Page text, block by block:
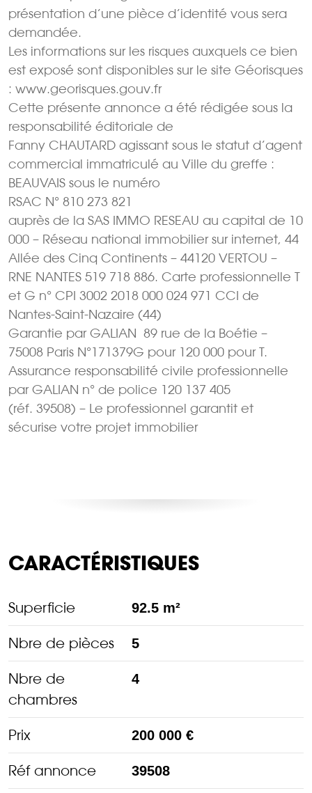
présentation d’une pièce d’identité vous sera
demandée.
Les informations sur les risques auxquels ce bien
est exposé sont disponibles sur le site Géorisques
: www.georisques.gouv.fr
Cette présente annonce a été rédigée sous la
responsabilité éditoriale de
Fanny CHAUTARD agissant sous le statut d’agent
commercial immatriculé au Ville du greffe :
BEAUVAIS sous le numéro
RSAC N° 810 273 821
auprès de la SAS IMMO RESEAU au capital de 10
000 – Réseau national immobilier sur internet, 44
Allée des Cinq Continents – 44120 VERTOU –
RNE NANTES 519 718 886. Carte professionnelle T
et G n° CPI 3002 2018 000 024 971 CCI de
Nantes-Saint-Nazaire (44)
Garantie par GALIAN  89 rue de la Boétie –
75008 Paris N°171379G pour 120 000 pour T.
Assurance responsabilité civile professionnelle
par GALIAN n° de police 120 137 405
(réf. 39508) – Le professionnel garantit et
sécurise votre projet immobilier
CARACTÉRISTIQUES
Superficie 92.5 m²
Nbre de pièces 5
Nbre de
chambres
4
Prix 200 000 €
Réf annonce 39508